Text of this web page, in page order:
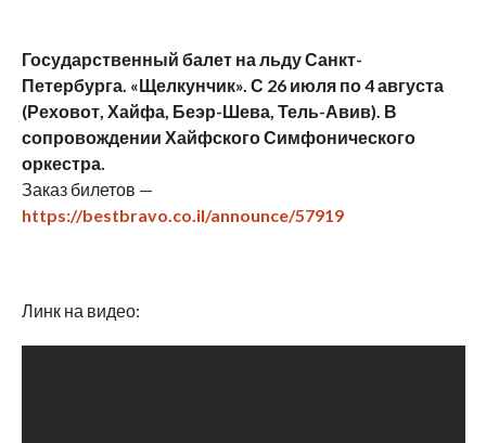
Государственный балет на льду Санкт-
Петербурга. «Щелкунчик». С 26 июля по 4 августа
(Реховот, Хайфа, Беэр-Шева, Тель-Авив). В
сопровождении Хайфского Симфонического
оркестра.
Заказ билетов —
https://bestbravo.co.il/announce/57919
Линк на видео: